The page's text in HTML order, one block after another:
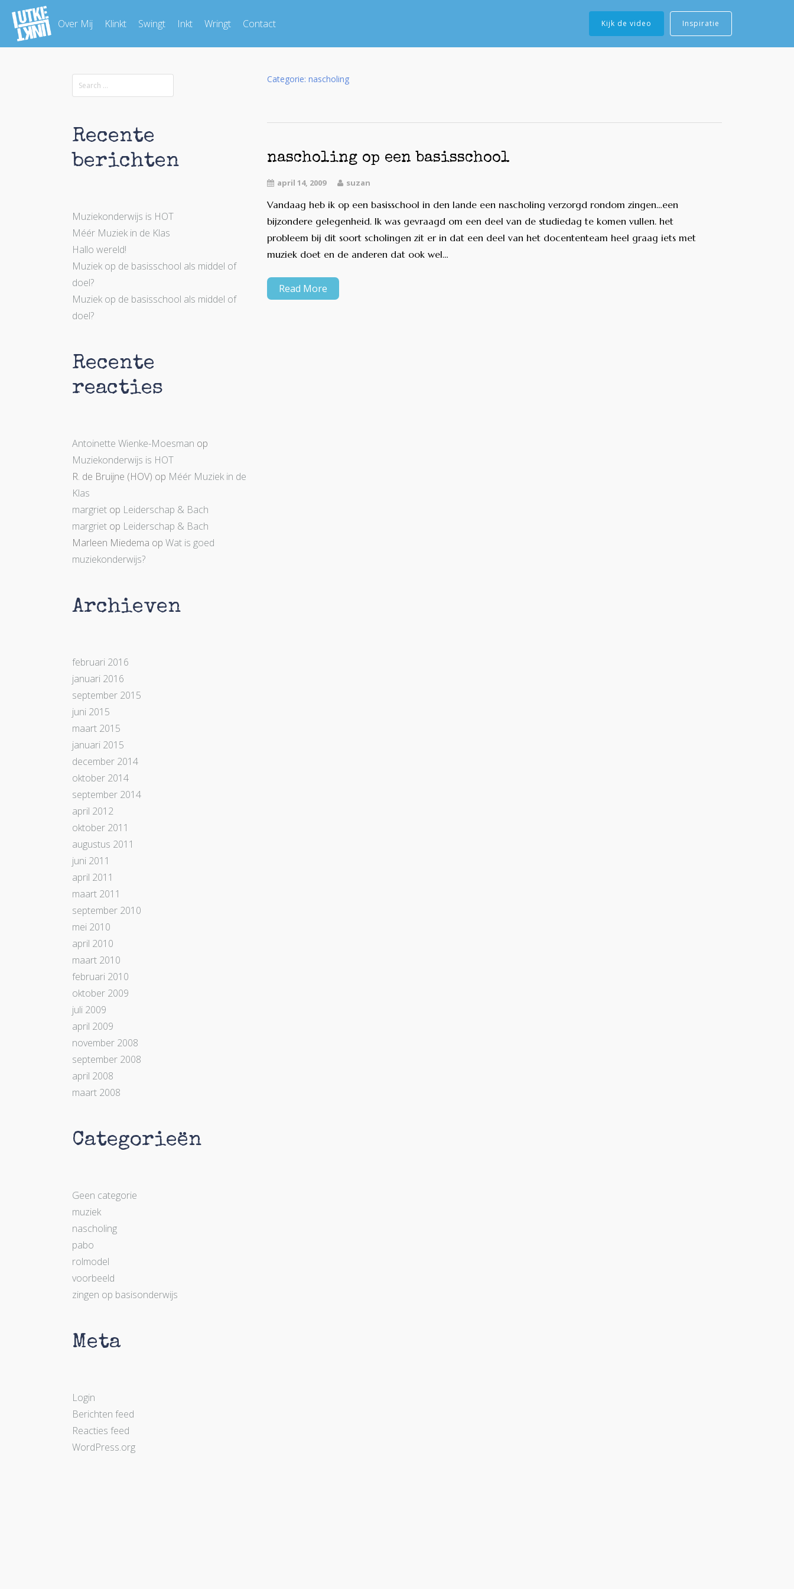
Over Mij Klinkt Swingt Inkt Wringt Contact Kijk de video Inspiratie
Recente
berichten
Muziekonderwijs is HOT
Méér Muziek in de Klas
Hallo wereld!
Muziek op de basisschool als middel of
doel?
Muziek op de basisschool als middel of
doel?
Recente
reacties
Antoinette Wienke-Moesman op
Muziekonderwijs is HOT
R. de Bruijne (HOV) op Méér Muziek in de
Klas
margriet op Leiderschap & Bach
margriet op Leiderschap & Bach
Marleen Miedema op Wat is goed
muziekonderwijs?
Archieven
februari 2016
januari 2016
september 2015
juni 2015
maart 2015
januari 2015
december 2014
oktober 2014
september 2014
april 2012
oktober 2011
augustus 2011
juni 2011
april 2011
maart 2011
september 2010
mei 2010
april 2010
maart 2010
februari 2010
oktober 2009
juli 2009
april 2009
november 2008
september 2008
april 2008
maart 2008
Categorieën
Geen categorie
muziek
nascholing
pabo
rolmodel
voorbeeld
zingen op basisonderwijs
Meta
Login
Berichten feed
Reacties feed
WordPress.org
Categorie: nascholing
nascholing op een basisschool
april 14, 2009 suzan
Vandaag heb ik op een basisschool in den lande een nascholing verzorgd rondom zingen…een
bijzondere gelegenheid. Ik was gevraagd om een deel van de studiedag te komen vullen. het
probleem bij dit soort scholingen zit er in dat een deel van het docententeam heel graag iets met
muziek doet en de anderen dat ook wel…
Read More